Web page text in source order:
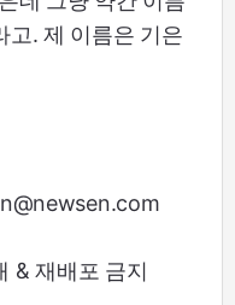
고. 제 이름은 기은
& 재배포 금지